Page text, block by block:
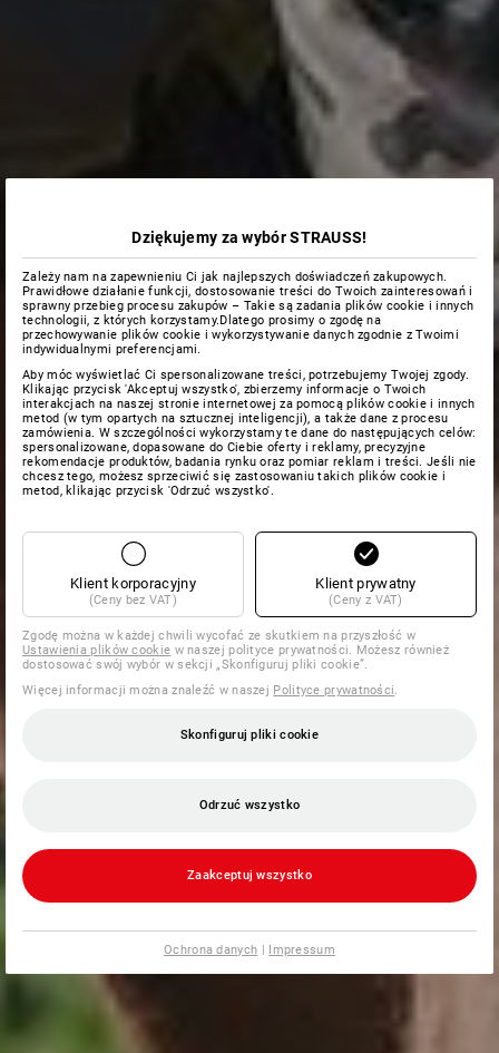
Dziękujemy za wybór STRAUSS!
Zależy nam na zapewnieniu Ci jak najlepszych doświadczeń zakupowych.
Prawidłowe działanie funkcji, dostosowanie treści do Twoich zainteresowań i
sprawny przebieg procesu zakupów – Takie są zadania plików cookie i innych
technologii, z których korzystamy.Dlatego prosimy o zgodę na
przechowywanie plików cookie i wykorzystywanie danych zgodnie z Twoimi
indywidualnymi preferencjami.
Aby móc wyświetlać Ci spersonalizowane treści, potrzebujemy Twojej zgody.
Klikając przycisk 'Akceptuj wszystko', zbierzemy informacje o Twoich
interakcjach na naszej stronie internetowej za pomocą plików cookie i innych
metod (w tym opartych na sztucznej inteligencji), a także dane z procesu
zamówienia. W szczególności wykorzystamy te dane do następujących celów:
spersonalizowane, dopasowane do Ciebie oferty i reklamy, precyzyjne
rekomendacje produktów, badania rynku oraz pomiar reklam i treści. Jeśli nie
chcesz tego, możesz sprzeciwić się zastosowaniu takich plików cookie i
metod, klikając przycisk 'Odrzuć wszystko'.
Klient korporacyjny
(Ceny bez VAT)
Klient prywatny
(Ceny z VAT)
Zgodę można w każdej chwili wycofać ze skutkiem na przyszłość w
Ustawienia plików cookie w naszej polityce prywatności. Możesz również
dostosować swój wybór w sekcji „Skonfiguruj pliki cookie”.
Więcej informacji można znaleźć w naszej Polityce prywatności
Skonfiguruj pliki cookie
Odrzuć wszystko
Zaakceptuj wszystko
Ochrona danych | Impressum